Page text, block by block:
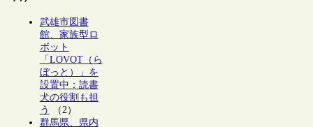
武雄市図書
館、家族型ロ
ボット
「LOVOT（ら
ぼっと）」を
設置中：読書
犬の役割も担
う
（2）
群馬県、県内